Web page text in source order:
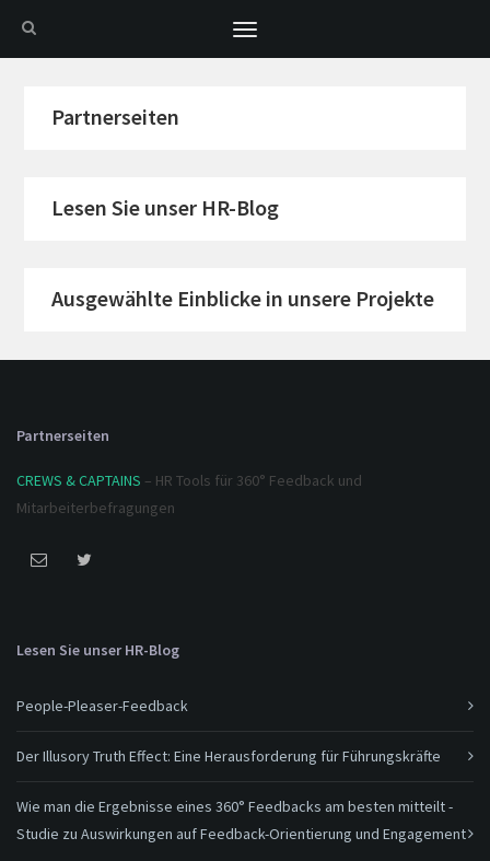
Toggle
navigation
Partnerseiten
Lesen Sie unser HR-Blog
Ausgewählte Einblicke in unsere Projekte
Partnerseiten
CREWS & CAPTAINS – HR Tools für 360° Feedback und
Mitarbeiterbefragungen
Lesen Sie unser HR-Blog
People-Pleaser-Feedback
Der Illusory Truth Effect: Eine Herausforderung für Führungskräfte
Wie man die Ergebnisse eines 360° Feedbacks am besten mitteilt -
Studie zu Auswirkungen auf Feedback-Orientierung und Engagement